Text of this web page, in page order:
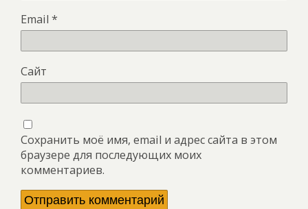
Email *
Сайт
Сохранить моё имя, email и адрес сайта в этом
браузере для последующих моих
комментариев.